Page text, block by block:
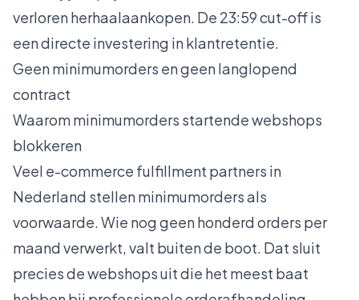
verloren herhaalaankopen. De 23:59 cut-off is
een directe investering in klantretentie.
Geen minimumorders en geen langlopend
contract
Waarom minimumorders startende webshops
blokkeren
Veel e-commerce fulfillment partners in
Nederland stellen minimumorders als
voorwaarde. Wie nog geen honderd orders per
maand verwerkt, valt buiten de boot. Dat sluit
precies de webshops uit die het meest baat